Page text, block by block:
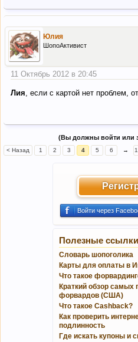
Юлия
ШопоАктивист
11 Октябрь 2012 в 20:45
Лия, если с картой нет проблем,
(Вы должны войти или
< Назад 1 2 3 4 5 6 →
Войти через
Полезные ссылки
Словарь шопоголика
Карты для оплаты в
Что такое
Краткий обзор самых
форвардов (США)
Что такое Cashback?
Как проверить
подлинность
Где искать купоны и